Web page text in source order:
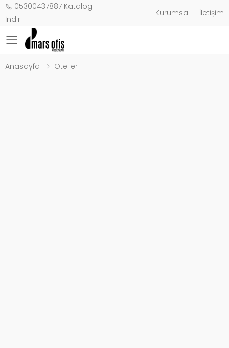
05300437887 Katalog
İndir
Kurumsal İletişim
Toggle mobile menu
Anasayfa Oteller